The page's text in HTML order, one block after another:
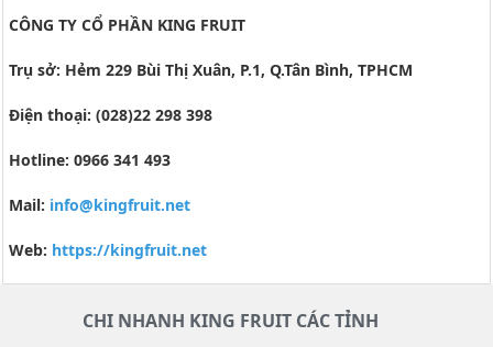
CÔNG TY CỔ PHẦN KING FRUIT
Trụ sở: Hẻm 229 Bùi Thị Xuân, P.1, Q.Tân Bình, TPHCM
Điện thoại: (028)22 298 398
Hotline: 0966 341 493
Mail: info@kingfruit.net
Web: https://kingfruit.net
CHI NHANH KING FRUIT CÁC TỈNH